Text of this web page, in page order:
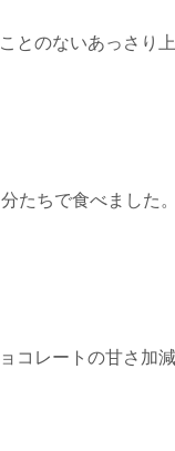
とのないあっさり上
たちで食べました
コレートの甘さ加減